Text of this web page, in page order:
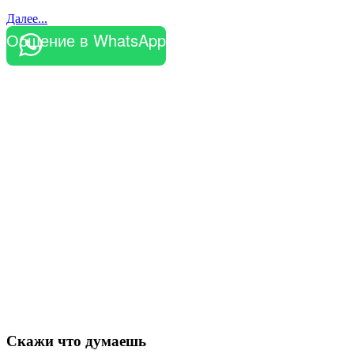
Далее...
Общение в WhatsApp
Скажи что думаешь